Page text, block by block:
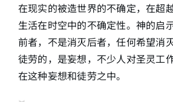
在现实的被造世界的不确定，在超
生活在时空中的不确定性。神的启
前者，不是消灭后者，任何希望消
徒劳的，是妄想，不少人对圣灵工
在这种妄想和徒劳之中。